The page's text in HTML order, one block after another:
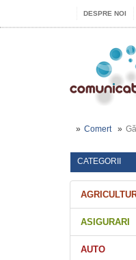
DESPRE NOI
Comert
CATEGORII
ASIGURARI
AUTO